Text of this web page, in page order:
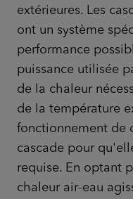
extérieures. Les
ont un système
performance
puissance utilisée
de la chaleur
de la température
fonctionnement de
cascade pour
requise. En optant
chaleur air-eau